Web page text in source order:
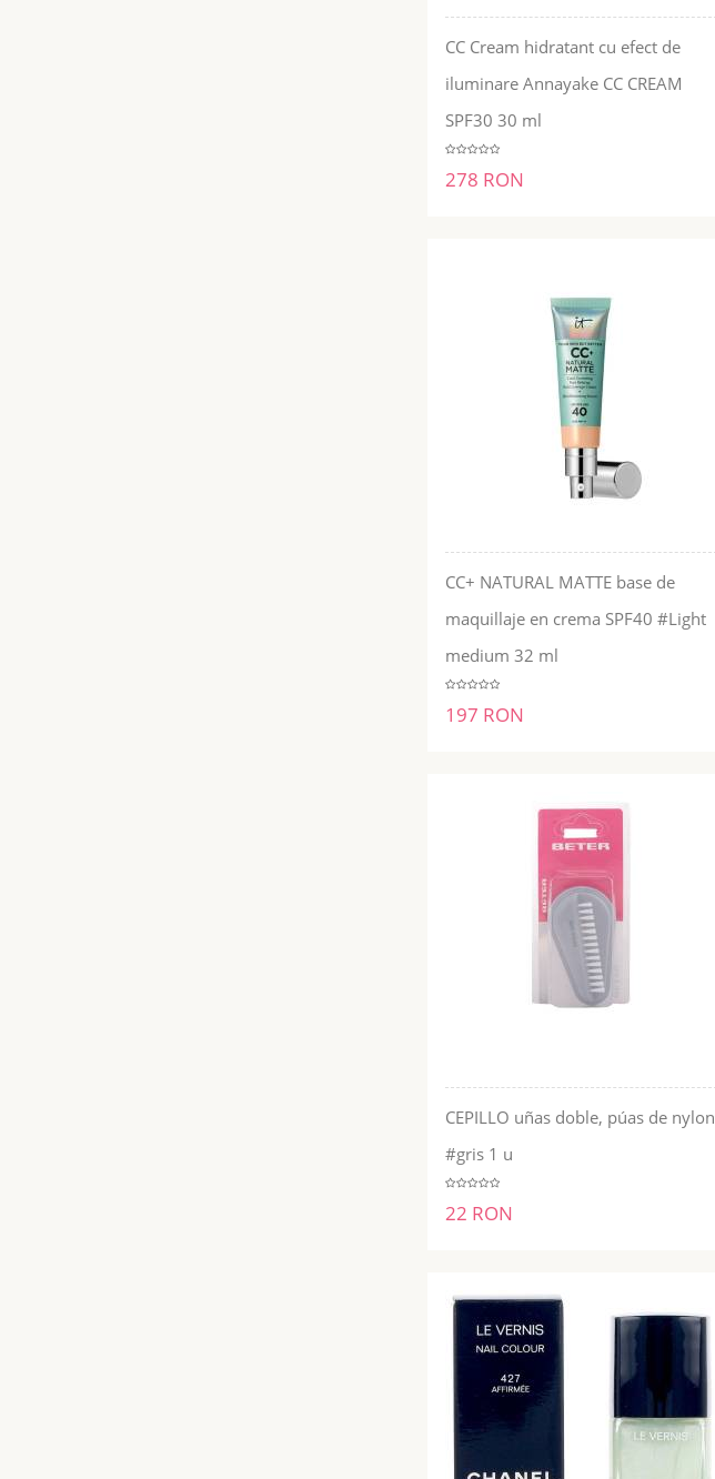
CC Cream hidratant cu efect de
iluminare Annayake CC CREAM
SPF30 30 ml
278 RON
ADĂUGĂ ÎN COŞ
CC+ NATURAL MATTE base de
maquillaje en crema SPF40 #Light
medium 32 ml
197 RON
ADĂUGĂ ÎN COŞ
CEPILLO uñas doble, púas de nylon
#gris 1 u
22 RON